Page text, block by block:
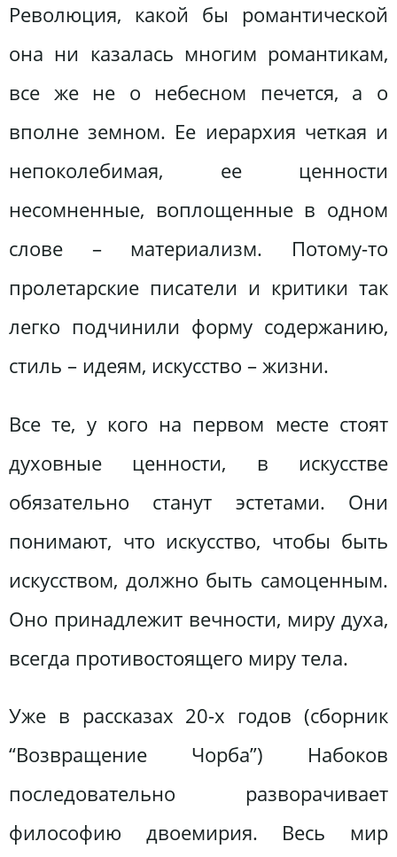
Революция, какой бы романтической
она ни казалась многим романтикам,
все же не о небесном печется, а о
вполне земном. Ее иерархия четкая и
непоколебимая, ее ценности
несомненные, воплощенные в одном
слове – материализм. Потому-то
пролетарские писатели и критики так
легко подчинили форму содержанию,
стиль – идеям, искусство – жизни.
Все те, у кого на первом месте стоят
духовные ценности, в искусстве
обязательно станут эстетами. Они
понимают, что искусство, чтобы быть
искусством, должно быть самоценным.
Оно принадлежит вечности, миру духа,
всегда противостоящего миру тела.
Уже в рассказах 20-х годов (сборник
“Возвращение Чорба”) Набоков
последовательно разворачивает
философию двоемирия. Весь мир